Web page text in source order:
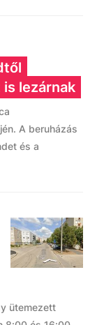
lezárnak
A beruházás
és a
ütemezett